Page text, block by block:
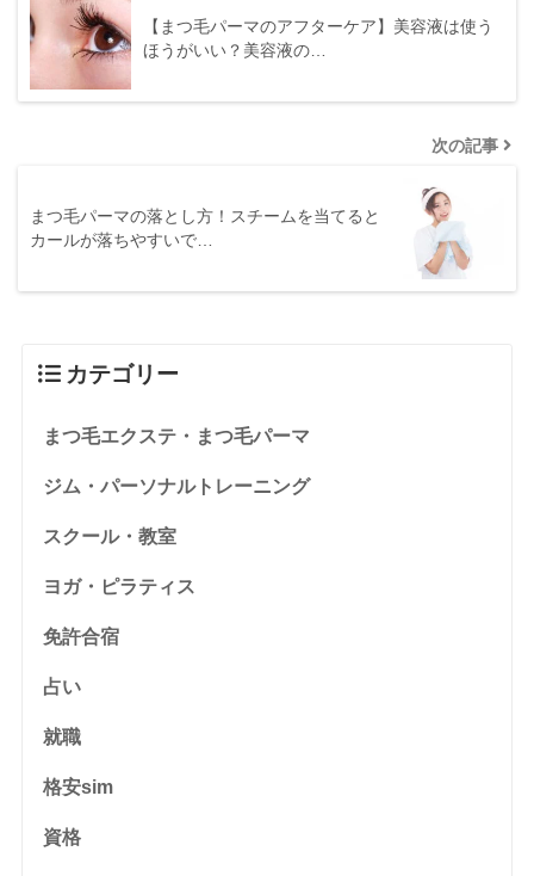
【まつ毛パーマのアフターケア】美容液は使う
ほうがいい？美容液の…
次の記事
まつ毛パーマの落とし方！スチームを当てると
カールが落ちやすいで…
カテゴリー
まつ毛エクステ・まつ毛パーマ
ジム・パーソナルトレーニング
スクール・教室
ヨガ・ピラティス
免許合宿
占い
就職
格安sim
資格